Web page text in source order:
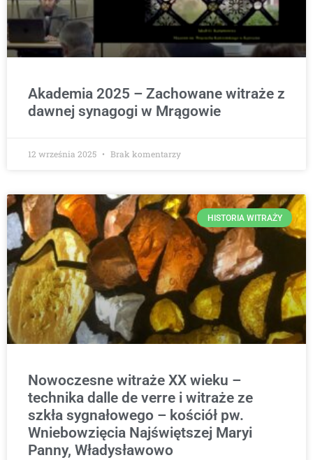
Akademia 2025 – Zachowane witraże z
dawnej synagogi w Mrągowie
12 września 2025 Brak komentarzy
HISTORIA WITRAŻY
Nowoczesne witraże XX wieku –
technika dalle de verre i witraże ze
szkła sygnałowego – kościół pw.
Wniebowzięcia Najświętszej Maryi
Panny, Władysławowo